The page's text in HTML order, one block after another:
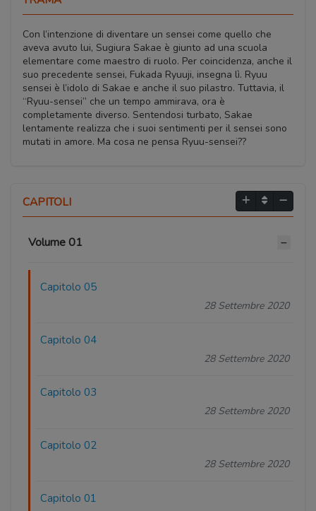
Con l’intenzione di diventare un sensei come quello che
aveva avuto lui, Sugiura Sakae è giunto ad una scuola
elementare come maestro di ruolo. Per coincidenza, anche il
suo precedente sensei, Fukada Ryuuji, insegna lì. Ryuu
sensei è l’idolo di Sakae e anche il suo pilastro. Tuttavia, il
“Ryuu-sensei” che un tempo ammirava, ora è
completamente diverso. Sentendosi turbato, Sakae
lentamente realizza che i suoi sentimenti per il sensei sono
mutati in amore. Ma cosa ne pensa Ryuu-sensei??
CAPITOLI
Volume 01
Capitolo 05
28 Settembre 2020
Capitolo 04
28 Settembre 2020
Capitolo 03
28 Settembre 2020
Capitolo 02
28 Settembre 2020
Capitolo 01